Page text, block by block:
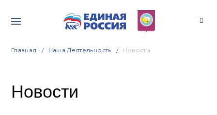
Главная Наша Деятельность Новости
Новости